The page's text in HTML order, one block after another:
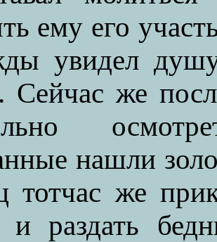
ему его
увидел
Сейчас же
нашли
тотчас же
и раздать